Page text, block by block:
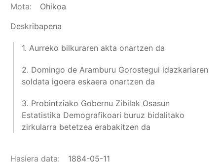
Mota
Ohikoa
Deskribapena
1. Aurreko bilkuraren akta onartzen da
2. Domingo de Aramburu Gorostegui idazkariaren
soldata igoera eskaera onartzen da
3. Probintziako Gobernu Zibilak Osasun
Estatistika Demografikoari buruz bidalitako
zirkularra betetzea erabakitzen da
Hasiera data 1884-05-11